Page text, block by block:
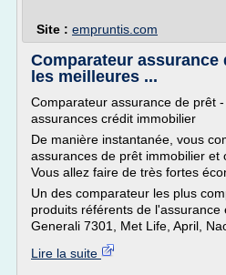
Site : empruntis.com
Comparateur assurance
les meilleures ...
Comparateur assurance de prêt
assurances crédit immobilier
De manière instantanée, vous
assurances de prêt immobilier et
Vous allez faire de très fortes
Un des comparateur les plus
produits référents de l'assurance
Generali 7301, Met Life, April,
Lire la suite